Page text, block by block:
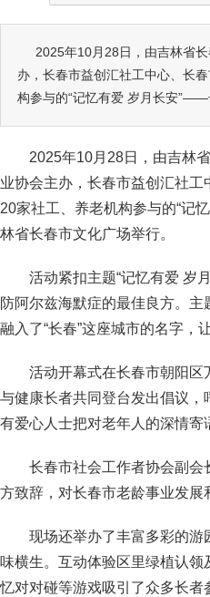
2025年10月28日，由吉林省
办，长春市益创汇社工中心、长
构参与的“记忆有爱 岁月长安
2025年10月28日，由吉林
业协会主办，长春市益创汇社
20家社工、养老机构参与的“记
林省长春市文化广场举行。
活动紧扣主题“记忆有爱 岁
防阿尔兹海默症的最佳良方。主
融入了“长春”这座城市的名字，
活动开幕式在长春市朝阳
与健康长者共同登台发出倡议，
有爱心人士把对老年人的深情寄
长春市社会工作者协会副
方致辞，对长春市老龄事业发
现场还举办了丰富多彩的游
味横生。互动体验区里绿植认
忆对对碰等游戏吸引了众多长者